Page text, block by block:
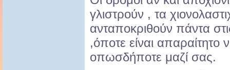
γλιστρούν , τα
ανταποκριθούν πάντα
,όποτε είναι απαραίτητο
οπωσδήποτε μαζί σας.